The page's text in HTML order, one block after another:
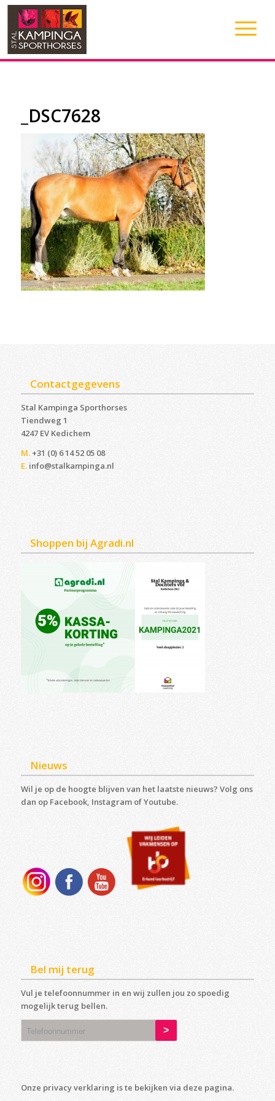
_DSC7628
Contactgegevens
Stal Kampinga Sporthorses
Tiendweg 1
4247 EV Kedichem ‎
M.+31 (0) 6 14 52 05 08
E. info@stalkampinga.nl
Shoppen bij Agradi.nl
Nieuws
Wil je op de hoogte blijven van het laatste nieuws? Volg ons
dan op Facebook, Instagram of Youtube.
Bel mij terug
Vul je telefoonnummer in en wij zullen jou zo spoedig
mogelijk terug bellen.
Onze privacy verklaring is te bekijken via deze pagina.